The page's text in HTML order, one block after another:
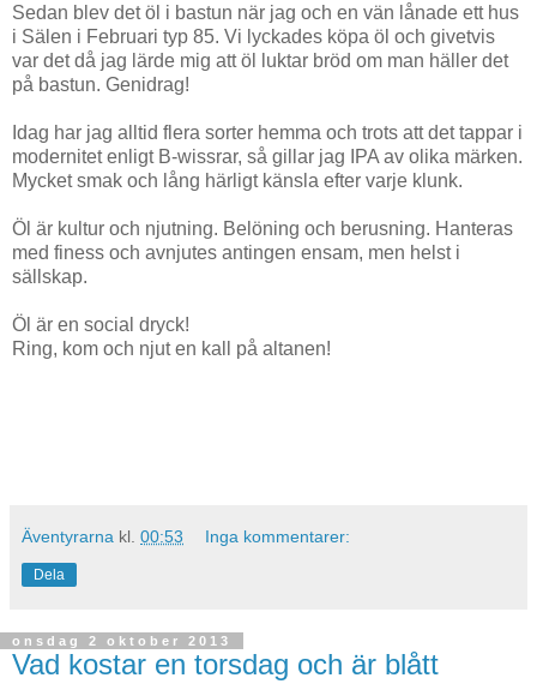
Sedan blev det öl i bastun när jag och en vän lånade ett hus
i Sälen i Februari typ 85. Vi lyckades köpa öl och givetvis
var det då jag lärde mig att öl luktar bröd om man häller det
på bastun. Genidrag!
Idag har jag alltid flera sorter hemma och trots att det tappar i
modernitet enligt B-wissrar, så gillar jag IPA av olika märken.
Mycket smak och lång härligt känsla efter varje klunk.
Öl är kultur och njutning. Belöning och berusning. Hanteras
med finess och avnjutes antingen ensam, men helst i
sällskap.
Öl är en social dryck!
Ring, kom och njut en kall på altanen!
Äventyrarna kl. 00:53 Inga kommentarer:
Dela
onsdag 2 oktober 2013
Vad kostar en torsdag och är blått